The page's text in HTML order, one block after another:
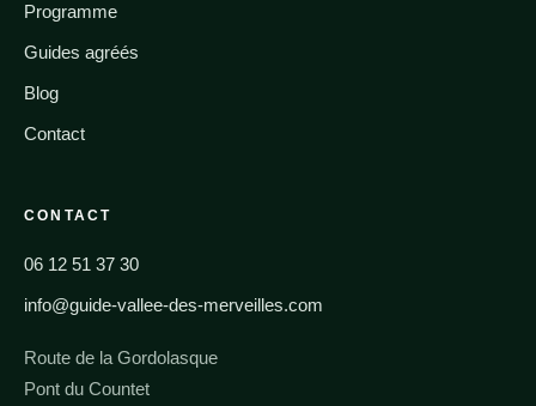
Programme
Guides agréés
Blog
Contact
CONTACT
06 12 51 37 30
info@guide-vallee-des-merveilles.com
Route de la Gordolasque
Pont du Countet